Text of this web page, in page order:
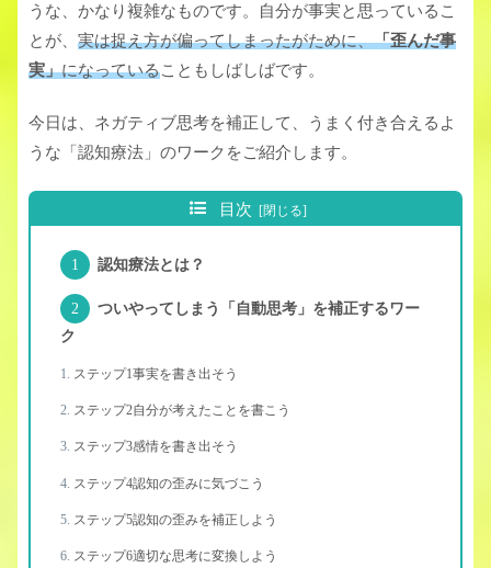
うな、かなり複雑なものです。自分が事実と思っているこ
とが、 実は捉え方が偏ってしまったがために、「歪んだ事
実」になっていることもしばしばです。
今日は、ネガティブ思考を補正して、うまく付き合えるよ
うな「認知療法」のワークをご紹介します。
目次
認知療法とは？
ついやってしまう「自動思考」を補正するワー
ク
ステップ1事実を書き出そう
ステップ2自分が考えたことを書こう
ステップ3感情を書き出そう
ステップ4認知の歪みに気づこう
ステップ5認知の歪みを補正しよう
ステップ6適切な思考に変換しよう